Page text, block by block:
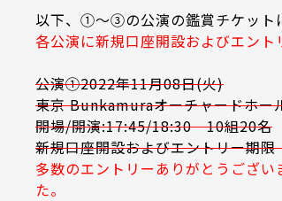
以下、①～③の公演の鑑賞チケット
各公演に新規口座開設およびエント
公演①2022年11月08日(火)
東京 Bunkamuraオーチャードホー
開場/開演:17:45/18:30 10組20名
新規口座開設およびエントリー期
多数のエントリーありがとうござ
た。